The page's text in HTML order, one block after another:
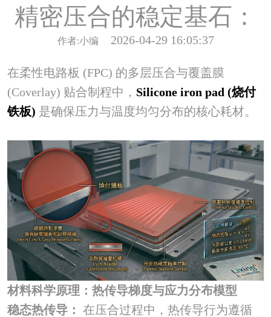
精密压合的稳定基石：
作者:小编 2026-04-29 16:05:37
在柔性电路板 (FPC) 的多层压合与覆盖膜
(Coverlay) 贴合制程中， Silicone iron pad (烧付
铁板) 是确保压力与温度均匀分布的核心耗材。
材料科学原理：热传导梯度与应力分布模型
稳态热传导： 在压合过程中，热传导行为遵循